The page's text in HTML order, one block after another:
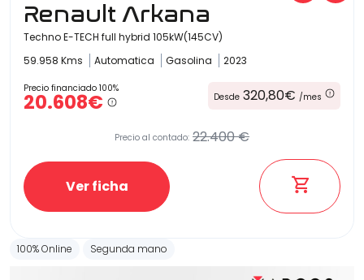
Renault Arkana
Techno E-TECH full hybrid 105kW(145CV)
59.958 Kms
Automatica Gasolina 2023
Precio financiado 100%
20.608€ Desde 320,80€ /mes
Precio al contado: 22.400 €
Ver ficha
100% Online Segunda mano